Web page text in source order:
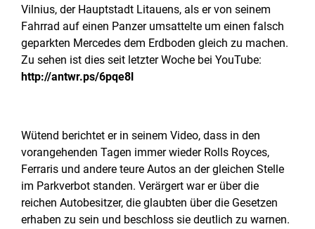
Vilnius, der Hauptstadt Litauens, als er von seinem
Fahrrad auf einen Panzer umsattelte um einen falsch
geparkten Mercedes dem Erdboden gleich zu machen.
Zu sehen ist dies seit letzter Woche bei YouTube:
http://antwr.ps/6pqe8l
Wütend berichtet er in seinem Video, dass in den
vorangehenden Tagen immer wieder Rolls Royces,
Ferraris und andere teure Autos an der gleichen Stelle
im Parkverbot standen. Verärgert war er über die
reichen Autobesitzer, die glaubten über die Gesetzen
erhaben zu sein und beschloss sie deutlich zu warnen.